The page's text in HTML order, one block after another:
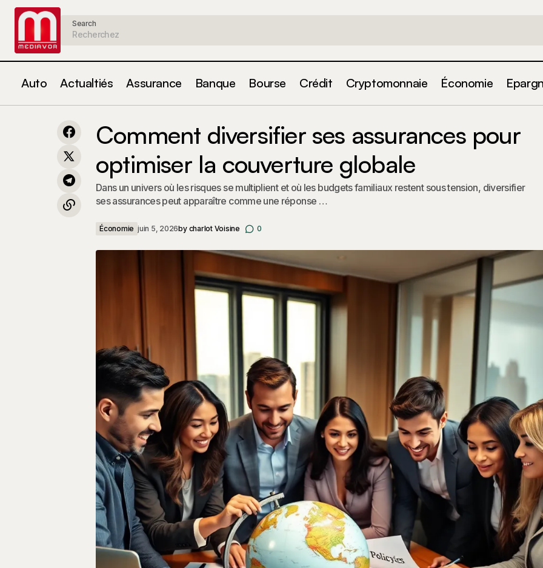
Search
Auto Actualtiés Assurance Banque Bourse Crédit Cryptomonnaie Économie
les propriétaires de résidences
secondaires
Comment diversifier ses assurances pour optimiser la
Comment diversifier ses assurances pour
optimiser la couverture globale
Dans un univers où les risques se multiplient et où les budgets familiaux restent sous tension, diversifier
ses assurances peut apparaître comme une réponse …
Économie juin 5, 2026by charlot Voisine 0